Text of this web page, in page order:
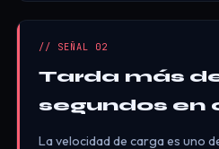
// SEÑAL 02
Tarda más
segundos en
La velocidad de carga es uno